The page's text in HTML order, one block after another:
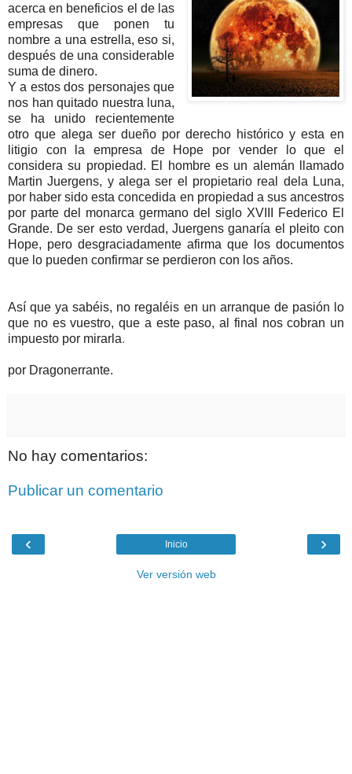
acerca en beneficios el de las
empresas que ponen tu
nombre a una estrella, eso si,
después de una considerable
suma de dinero.
Y a estos dos personajes que
nos han quitado nuestra luna,
se ha unido recientemente
otro que alega ser dueño por derecho histórico y esta en
litigio con la empresa de Hope por vender lo que el
considera su propiedad. El hombre es un alemán llamado
Martin Juergens, y alega ser el propietario real dela Luna,
por haber sido esta concedida en propiedad a sus ancestros
por parte del monarca germano del siglo XVIII Federico El
Grande. De ser esto verdad, Juergens ganaría el pleito con
Hope, pero desgraciadamente afirma que los documentos
que lo pueden confirmar se perdieron con los años.
Así que ya sabéis, no regaléis en un arranque de pasión lo
que no es vuestro, que a este paso, al final nos cobran un
impuesto por mirarla.
por Dragonerrante.
No hay comentarios:
Publicar un comentario
‹ ›
Inicio
Ver versión web